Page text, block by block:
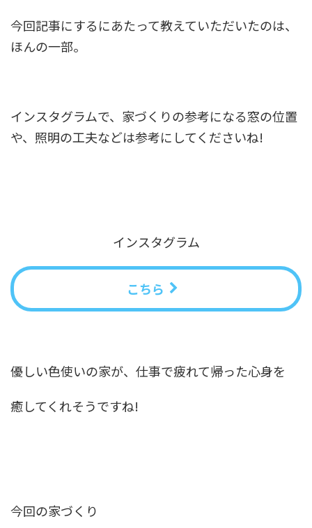
今回記事にするにあたって教えていただいたのは、
ほんの一部。
インスタグラムで、家づくりの参考になる窓の位置
や、照明の工夫などは参考にしてくださいね!
インスタグラム
こちら
優しい色使いの家が、仕事で疲れて帰った心身を
癒してくれそうですね!
今回の家づくり